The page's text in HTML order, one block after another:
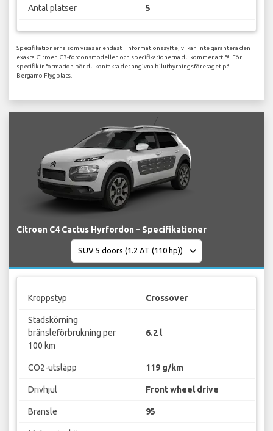
Antal platser 5
Specifikationerna som visas är endast i informationssyfte, vi kan inte garantera den
exakta Citroen C3-fordonsmodellen och specifikationerna du kommer att få. För
specifik information bör du kontakta det angivna biluthyrningsföretaget på
Bergamo Flygplats.
Citroen C4 Cactus Hyrfordon – Specifikationer
Kroppstyp Crossover
Stadskörning
bränsleförbrukning per
100 km
6.2 l
CO2-utsläpp 119 g/km
Drivhjul Front wheel drive
Bränsle 95